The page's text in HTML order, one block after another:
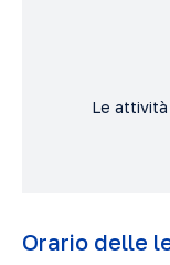
Le
Orario delle